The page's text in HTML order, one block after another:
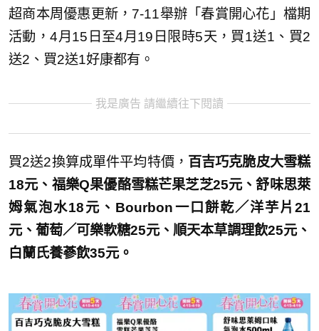
超商本周優惠更新，7-11舉辦「春賞開心花」檔期
活動，4月15日至4月19日限時5天，買1送1、買2
送2、買2送1好康都有。
我是廣告 請繼續往下閱讀
買2送2換算成單件平均特價， 百吉巧克脆皮大雪糕
18元、福樂Q果優酪雪糕芒果芝芝25元、舒味思萊
姆氣泡水18元、Bourbon一口餅乾／洋芋片21
元、葡萄／可樂軟糖25元、順天本草調理飲25元、
白蘭氏養蔘飲35元。